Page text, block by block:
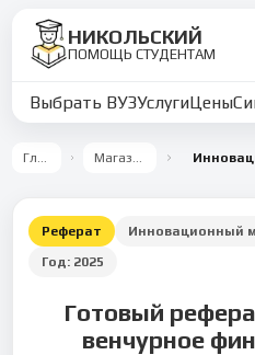
НИКОЛЬСКИЙ
ПОМОЩЬ СТУДЕНТАМ
Выбрать ВУЗУслугиЦены
Главная Магазин работ
Реферат
Инновационный
Год: 2025
Готовый
венчурное